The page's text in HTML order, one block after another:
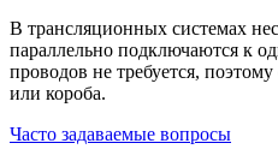
В трансляционных системах
параллельно подключаются к
проводов не требуется,
или короба.
Часто задаваемые вопросы